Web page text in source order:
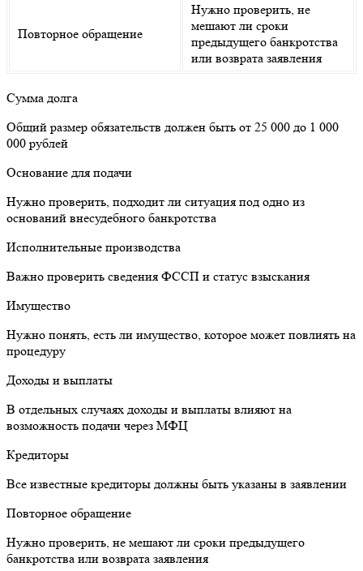
Повторное обращение
Нужно проверить, не
мешают ли сроки
предыдущего банкротства
или возврата заявления
Сумма долга
Общий размер обязательств должен быть от 25 000 до 1 000
000 рублей
Основание для подачи
Нужно проверить, подходит ли ситуация под одно из
оснований внесудебного банкротства
Исполнительные производства
Важно проверить сведения ФССП и статус взыскания
Имущество
Нужно понять, есть ли имущество, которое может повлиять на
процедуру
Доходы и выплаты
В отдельных случаях доходы и выплаты влияют на
возможность подачи через МФЦ
Кредиторы
Все известные кредиторы должны быть указаны в заявлении
Повторное обращение
Нужно проверить, не мешают ли сроки предыдущего
банкротства или возврата заявления